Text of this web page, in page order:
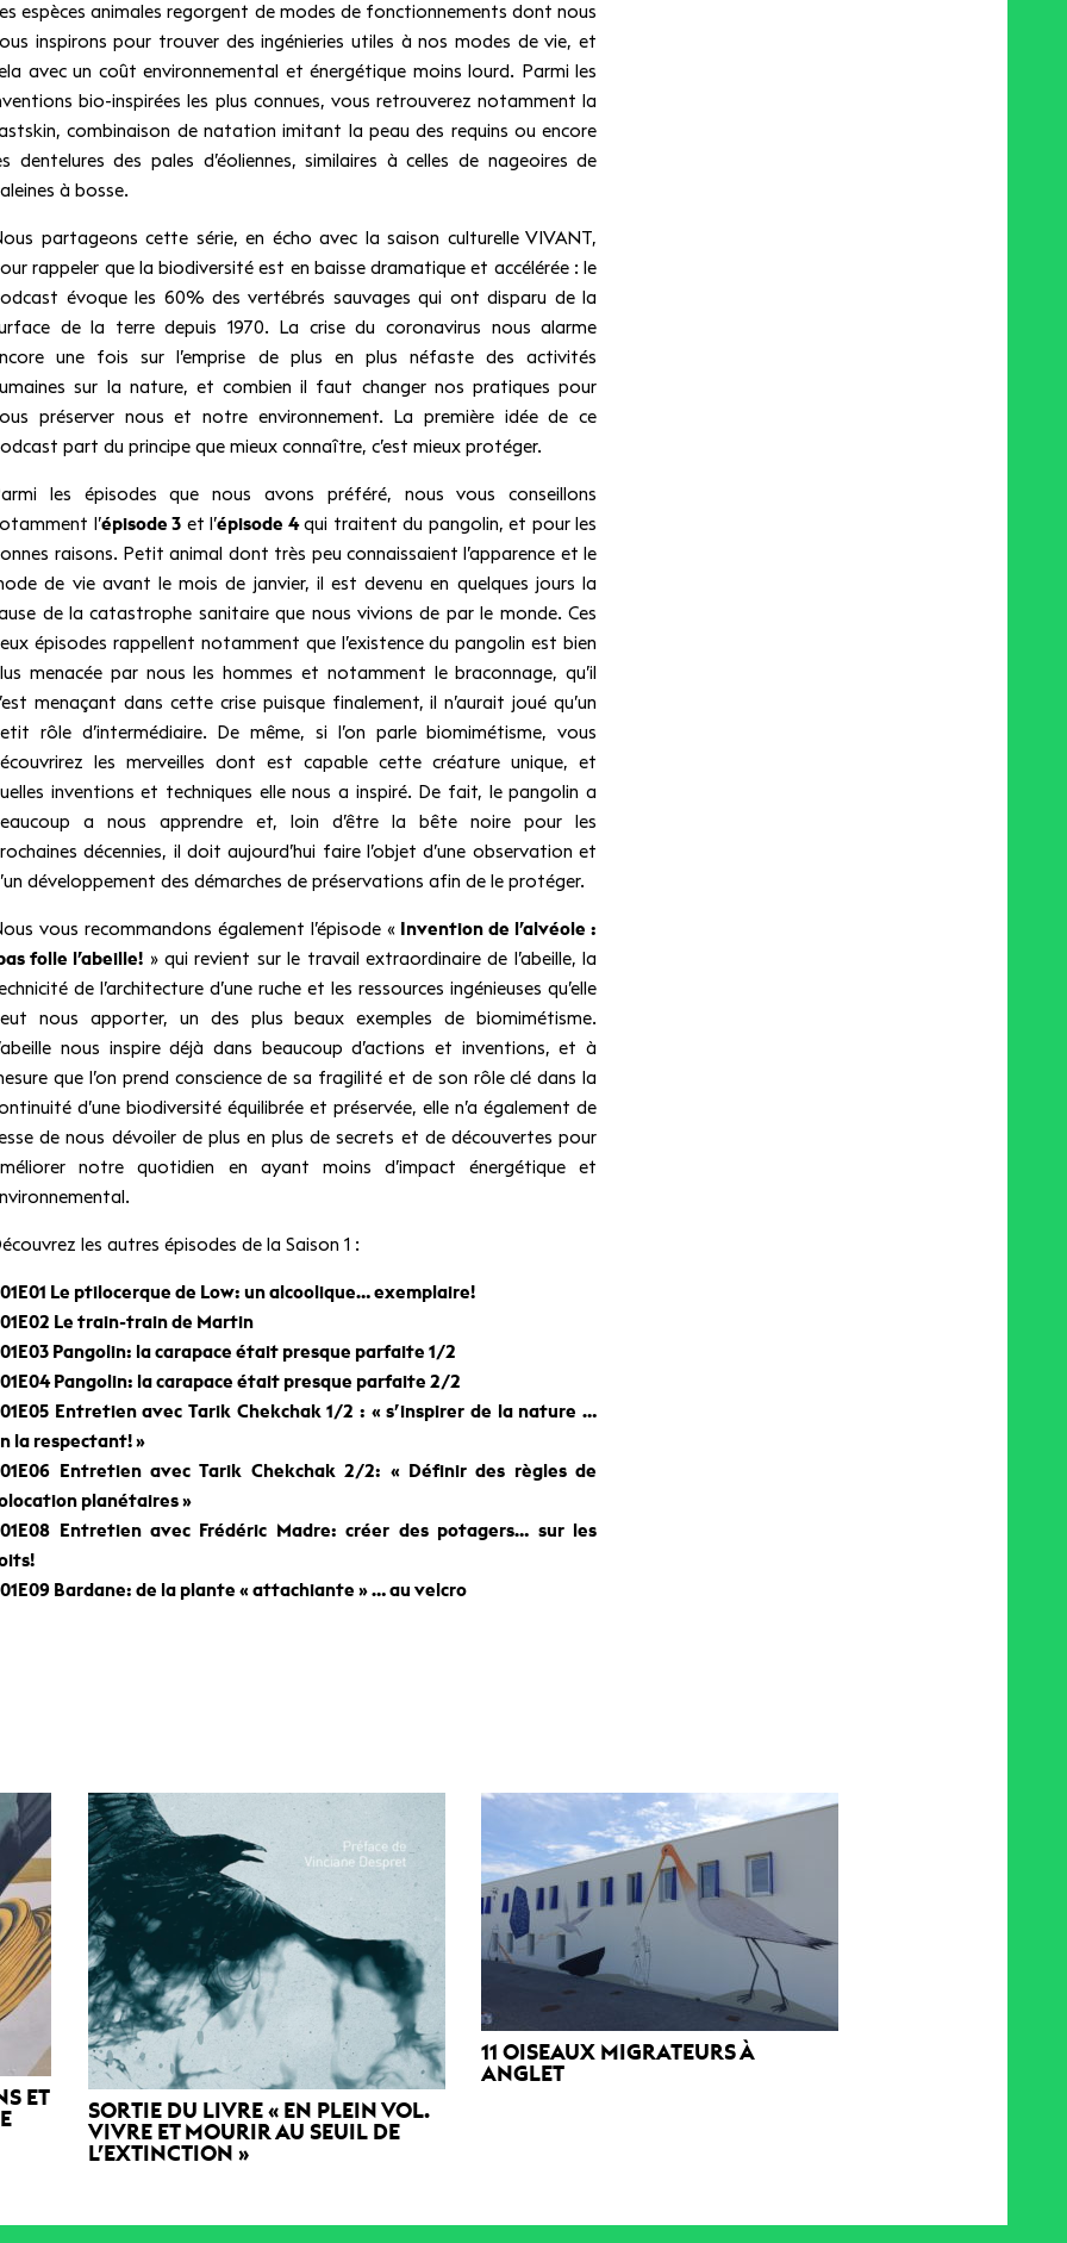
espèces animales regorgent de modes de fonctionnements dont nous
inspirons pour trouver des ingénieries utiles à nos modes de vie, et
avec un coût environnemental et énergétique moins lourd. Parmi les
bio-inspirées les plus connues, vous retrouverez notamment la
combinaison de natation imitant la peau des requins ou encore
dentelures des pales d’éoliennes, similaires à celles de nageoires de
à bosse.
partageons cette série, en écho avec la saison culturelle VIVANT,
rappeler que la biodiversité est en baisse dramatique et accélérée : le
évoque les 60% des vertébrés sauvages qui ont disparu de la
de la terre depuis 1970. La crise du coronavirus nous alarme
une fois sur l’emprise de plus en plus néfaste des activités
sur la nature, et combien il faut changer nos pratiques pour
préserver nous et notre environnement. La première idée de ce
part du principe que mieux connaître, c’est mieux protéger.
les épisodes que nous avons préféré, nous vous conseillons
l’épisode 3 et l’épisode 4qui traitent du pangolin, et pour les
raisons. Petit animal dont très peu connaissaient l’apparence et le
de vie avant le mois de janvier, il est devenu en quelques jours la
de la catastrophe sanitaire que nous vivions de par le monde. Ces
épisodes rappellent notamment que l’existence du pangolin est bien
menacée par nous les hommes et notamment le braconnage, qu’il
menaçant dans cette crise puisque finalement, il n’aurait joué qu’un
rôle d’intermédiaire. De même, si l’on parle biomimétisme, vous
les merveilles dont est capable cette créature unique, et
inventions et techniques elle nous a inspiré. De fait, le pangolin a
a nous apprendre et, loin d’être la bête noire pour les
décennies, il doit aujourd’hui faire l’objet d’une observation et
développement des démarches de préservations afin de le protéger.
vous recommandons également l’épisode « Invention de l’alvéole :
folle l’abeille! » qui revient sur le travail extraordinaire de l’abeille, la
de l’architecture d’une ruche et les ressources ingénieuses qu’elle
nous apporter, un des plus beaux exemples de biomimétisme.
nous inspire déjà dans beaucoup d’actions et inventions, et à
que l’on prend conscience de sa fragilité et de son rôle clé dans la
d’une biodiversité équilibrée et préservée, elle n’a également de
de nous dévoiler de plus en plus de secrets et de découvertes pour
notre quotidien en ayant moins d’impact énergétique et
les autres épisodes de la Saison 1 :
Le ptilocerque de Low: un alcoolique… exemplaire!
Le train-train de Martin
Pangolin: la carapace était presque parfaite 1/2
Pangolin: la carapace était presque parfaite 2/2
Entretien avec Tarik Chekchak 1/2 : « s’inspirer de la nature …
la respectant! »
Entretien avec Tarik Chekchak 2/2: « Définir des règles de
planétaires »
Entretien avec Frédéric Madre: créer des potagers… sur les
Bardane: de la plante « attachiante » … au velcro
ET
SORTIE DU LIVRE « EN PLEIN VOL.
VIVRE ET MOURIR AU SEUIL DE
L’EXTINCTION »
11 OISEAUX MIGRATEURS À
ANGLET